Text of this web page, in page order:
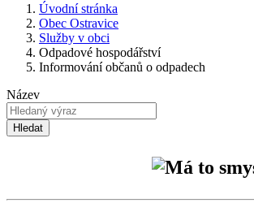
Úvodní stránka
Obec Ostravice
Služby v obci
Odpadové hospodářství
Informování občanů o odpadech
Název
Hledat